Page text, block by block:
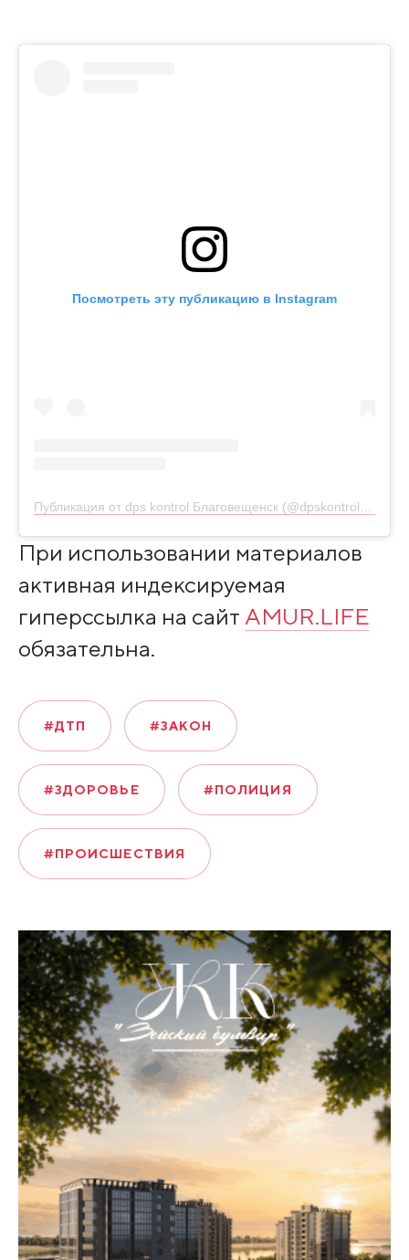
Посмотреть эту публикацию в Instagram
При использовании материалов
активная индексируемая
гиперссылка на сайт AMUR.LIFE
обязательна.
#ДТП #ЗАКОН
#ЗДОРОВЬЕ #ПОЛИЦИЯ
#ПРОИСШЕСТВИЯ